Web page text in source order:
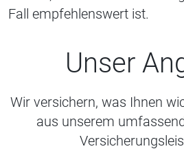
Fall empfehlenswert ist.
Unser
Wir versichern, was Ihnen
aus unserem